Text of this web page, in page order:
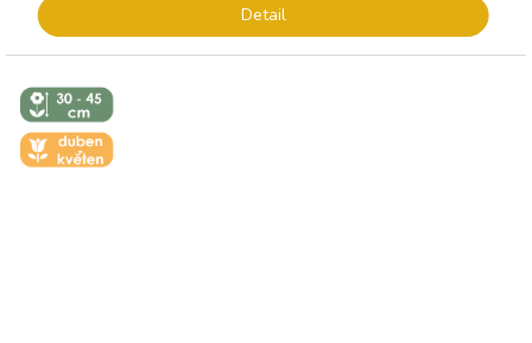
Detail
↕️ VÝŠKA 30
- 45 CM
🌼 KVĚT -
DUBEN-
KVĚTEN